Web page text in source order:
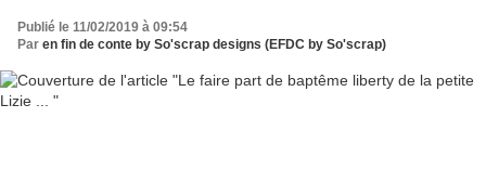
Publié le 11/02/2019 à 09:54
Par en fin de conte by So'scrap designs (EFDC by So'scrap)